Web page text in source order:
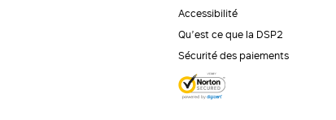
Accessibilité
Qu’est ce que la DSP2
Sécurité des paiements